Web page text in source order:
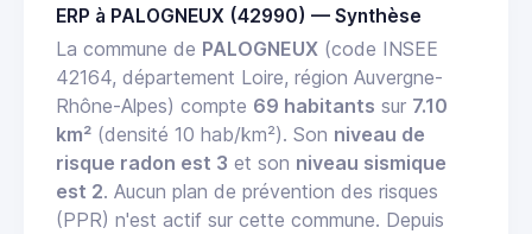
ERP à PALOGNEUX (42990) — Synthèse
La commune de PALOGNEUX (code INSEE
42164, département Loire, région Auvergne-
Rhône-Alpes) compte 69 habitants sur 7.10
km² (densité 10 hab/km²). Son niveau de
risque radon est 3 et son niveau sismique
est 2. Aucun plan de prévention des risques
(PPR) n'est actif sur cette commune. Depuis